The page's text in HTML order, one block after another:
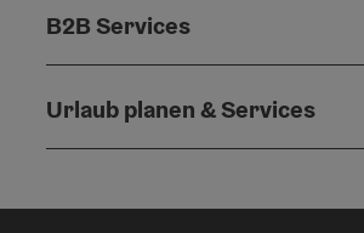
B2B Services
Urlaub planen & Services